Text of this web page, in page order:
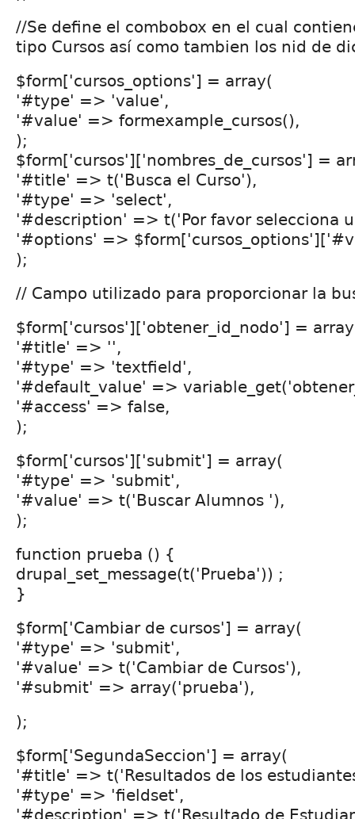
//Se define el combobox en el cual
tipo Cursos así como tambien los nid de
$form['cursos_options'] = array(
'#type' => 'value',
'#value' => formexample_cursos(),
);
$form['cursos']['nombres_de_cursos'] =
'#title' => t('Busca el Curso'),
'#type' => 'select',
'#description' => t('Por favor selecciona
'#options' =>
);
// Campo utilizado para proporcionar la
$form['cursos']['obtener_id_nodo'] =
'#title' => '',
'#type' => 'textfield',
'#default_value' =>
'#access' => false,
);
$form['cursos']['submit'] = array(
'#type' => 'submit',
'#value' => t('Buscar Alumnos '),
);
function prueba () {
drupal_set_message(t('Prueba')) ;
}
$form['Cambiar de cursos'] = array(
'#type' => 'submit',
'#value' => t('Cambiar de Cursos'),
'#submit' => array('prueba'),
);
$form['SegundaSeccion'] = array(
'#title' => t('Resultados de los
'#type' => 'fieldset',
'#description' => t('Resultado de